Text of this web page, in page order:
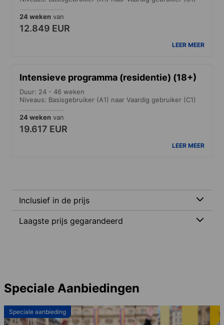
24 weken van
12.849 EUR
LEER MEER
Intensieve programma (residentie) (18+)
Duur: 24 - 46 weken
Niveaus: Basisgebruiker (A1) naar Vaardig gebruiker (C1)
24 weken van
19.617 EUR
LEER MEER
Inclusief in de prijs
Laagste prijs gegarandeerd
Speciale Aanbiedingen
Speciale aanbieding